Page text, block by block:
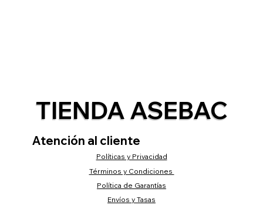
TIENDA ASEBAC
Atención al cliente
Políticas y Privacidad
Términos y Condiciones
Envíos y Tasas
Política de Garantías